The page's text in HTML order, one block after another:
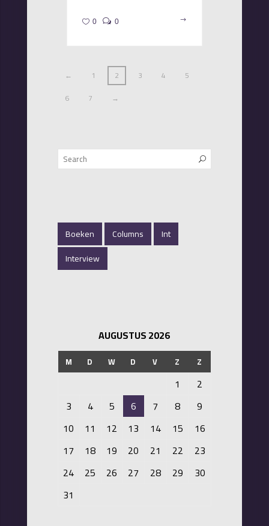
0 0
← 1 2 3 4
5
6
7 →
Boeken Columns
Int
Interview
AUGUSTUS 2026
M D W D V Z Z
1
2
3
4 5 6 7 8
9
10
11 12 13 14 15
16
17
18 19 20 21 22
23
24
25 26 27 28 29
30
31